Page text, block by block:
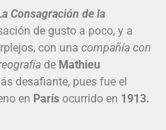
Consagración de la
de gusto a poco, y a
con una compañía con
de Mathieu
desafiante, pues fue el
en París ocurrido en 1913.